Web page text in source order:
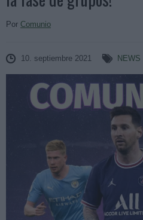
Por Comunio
10. septiembre 2021 NEWS